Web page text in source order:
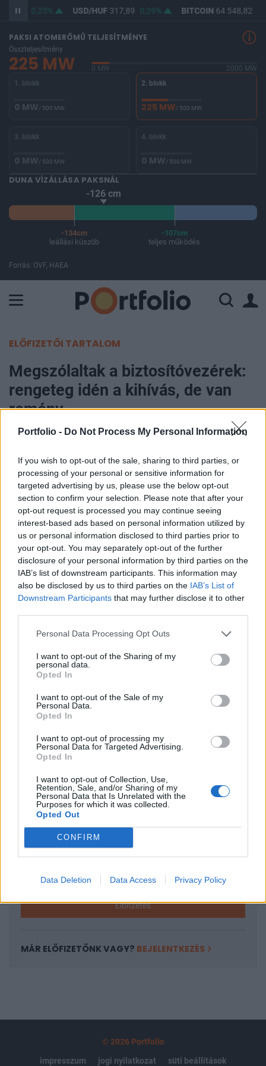
Portfolio - Do Not Process My Personal Information
If you wish to opt-out of the sale, sharing to third parties, or
processing of your personal or sensitive information for
targeted advertising by us, please use the below opt-out
section to confirm your selection. Please note that after your
opt-out request is processed you may continue seeing
interest-based ads based on personal information utilized by
us or personal information disclosed to third parties prior to
your opt-out. You may separately opt-out of the further
disclosure of your personal information by third parties on the
IAB’s list of downstream participants. This information may
also be disclosed by us to third parties on the IAB’s List of
Downstream Participants that may further disclose it to other
Personal Data Processing Opt Outs
I want to opt-out of the Sharing of my
personal data.
Opted In
I want to opt-out of the Sale of my
Personal Data.
Opted In
I want to opt-out of processing my
Personal Data for Targeted Advertising.
Opted In
I want to opt-out of Collection, Use,
Retention, Sale, and/or Sharing of my
Personal Data that Is Unrelated with the
Purposes for which it was collected.
Opted Out
CONFIRM
Data Deletion Data Access Privacy Policy
0,25% USD/HUF317,89 0,29% BITCOIN64 548,82
PAKSI ATOMERŐMŰ TELJESÍTMÉNYE
Összteljesítmény
225 MW 0 MW
2000 MW
1. blokk
0 MW/ 500 MW
2. blokk
225 MW/ 500 MW
3. blokk
0 MW/ 500 MW
4. blokk
0 MW/ 500 MW
DUNA VÍZÁLLÁSA PAKSNÁL
-126 cm
-134cm
leállási küszöb
-107cm
teljes működés
Forrás: OVF, HAEA
ELŐFIZETŐI TARTALOM
Megszólaltak a biztosítóvezérek:
rengeteg idén a kihívás, de van
remény
Az infláció, az egyre magasabb tulajdonosi
megtérülési elvárásoknak való megfelelés, a
szabályozási bizonytalanságok és a HR-kihívások
is megoldandó problémát jelnetenek a biztosítási
szektorban - derült ki Biztosítás konferenciánk
vezérpaneljén, amelyen Czene Árpád (NN),
Dinsdale Julianna (UNIQA), Nyilasy Bence
(Wáberer) és Alexander Viktor Protsenko (Allianz
Czene Árpád (NN Biztosító) a kérdésre, hogy mi lesz a
azt felelte, „végre van kihívás, az elmúlt években arról
beszéltünk, hogy a láthatatlan fintech insurtech
egészség szektort megreformálja az állam. De most
helyzet van, „time to shine!”, a legnagyobb kihívás...
KEDVES OLVASÓNK!
A keresett cikk a portfolio.hu hírarchívumához
tartozik, melynek olvasása előfizetéses
regisztrációhoz kötött.
Az előfizetés a következőket tartalmazza:
Portfolio.hu teljes cikkarchívum
Kötéslisták: BÉT elmúlt 2 év napon belüli
kötéslistái
Előfizetés
MÁR ELŐFIZETŐNK VAGY? BEJELENTKEZÉS
© 2026 Portfolio
impresszum
jogi nyilatkozat süti beállítások